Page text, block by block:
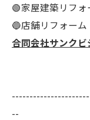
🟢家屋建築リフォ
🔵店舗リフォーム
合同会社サンクビ
--